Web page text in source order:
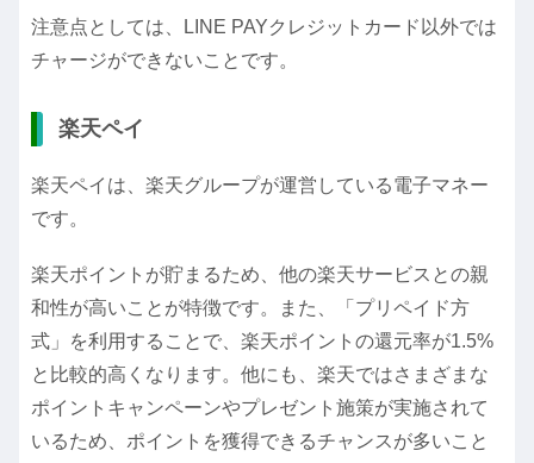
注意点としては、LINE PAYクレジットカード以外では
チャージができないことです。
楽天ペイ
楽天ペイは、楽天グループが運営している電子マネー
です。
楽天ポイントが貯まるため、他の楽天サービスとの親
和性が高いことが特徴です。また、「プリペイド方
式」を利用することで、楽天ポイントの還元率が1.5%
と比較的高くなります。他にも、楽天ではさまざまな
ポイントキャンペーンやプレゼント施策が実施されて
いるため、ポイントを獲得できるチャンスが多いこと